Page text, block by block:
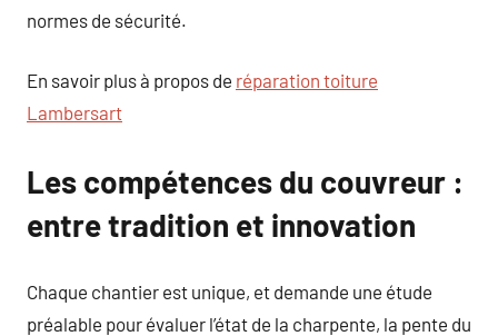
normes de sécurité.
En savoir plus à propos de réparation toiture
Lambersart
Les compétences du couvreur :
entre tradition et innovation
Chaque chantier est unique, et demande une étude
préalable pour évaluer l’état de la charpente, la pente du